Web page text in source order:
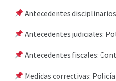
Antecedentes
Antecedentes judiciales:
Antecedentes fiscales:
Medidas correctivas: